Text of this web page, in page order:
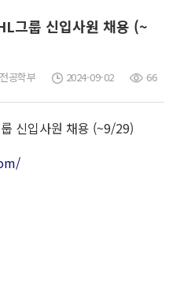
그룹 신입사원 채용 (~
공학부 2024-09-02 66
신입사원 채용 (~9/29)